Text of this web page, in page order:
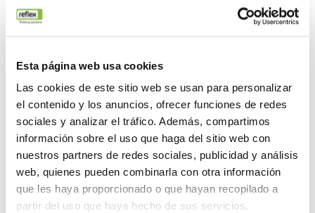
Esta página web usa cookies
Las cookies de este sitio web se usan para personalizar
el contenido y los anuncios, ofrecer funciones de redes
sociales y analizar el tráfico. Además, compartimos
información sobre el uso que haga del sitio web con
nuestros partners de redes sociales, publicidad y análisis
web, quienes pueden combinarla con otra información
que les haya proporcionado o que hayan recopilado a
partir del uso que haya hecho de sus servicios.
el número de
visitas, el
tiempo medio
páginas se han
leído.
_hjSessionUser_# Hotjar
Recopila
estadísticas
sobre las
del usuario al